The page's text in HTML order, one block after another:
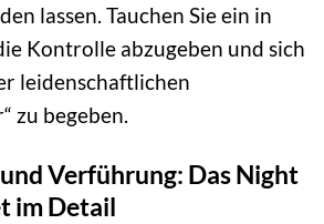
lassen. Tauchen Sie ein in
Kontrolle abzugeben und sich
leidenschaftlichen
zu begeben.
Verführung: Das Night
im Detail